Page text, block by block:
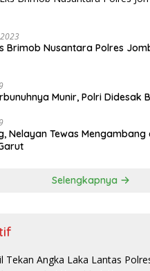
Brimob Nusantara Polres
Munir, Polri Didesak
Nelayan Tewas Mengambang
Selengkapnya